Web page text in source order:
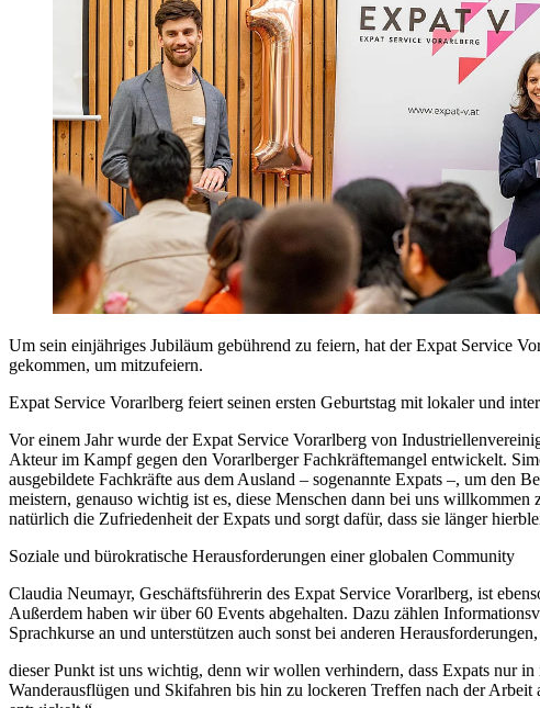
Um sein einjähriges Jubiläum gebührend zu feiern, hat der Expat Service
gekommen, um mitzufeiern.
Expat Service Vorarlberg feiert seinen ersten Geburtstag mit lokaler und
Vor einem Jahr wurde der Expat Service Vorarlberg von
Akteur im Kampf gegen den Vorarlberger Fachkräftemangel entwickelt.
ausgebildete Fachkräfte aus dem Ausland – sogenannte Expats –, um
meistern, genauso wichtig ist es, diese Menschen dann bei uns
natürlich die Zufriedenheit der Expats und sorgt dafür, dass sie länger
Soziale und bürokratische Herausforderungen einer globalen Community
Claudia Neumayr, Geschäftsführerin des Expat Service Vorarlberg, ist
Außerdem haben wir über 60 Events abgehalten. Dazu zählen
Sprachkurse an und unterstützen auch sonst bei anderen
dieser Punkt ist uns wichtig, denn wir wollen verhindern, dass Expats nur
Wanderausflügen und Skifahren bis hin zu lockeren Treffen nach der